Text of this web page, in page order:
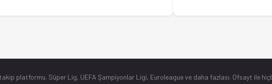
platformu. Süper Lig, UEFA Şampiyonlar Ligi, Euroleague ve daha fazlası. Ofsayt ile